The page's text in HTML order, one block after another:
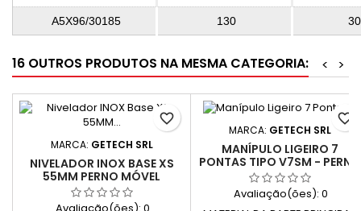
A5X96/30185 130
16 OUTROS PRODUTOS NA MESMA CATEGORIA: >
<
MARCA: GETECH SRL
NIVELADOR INOX BASE XS
55MM PERNO MÓVEL
favorite_border
MARCA: GETECH SRL
MANÍPULO LIGEIRO 7
PONTAS TIPO V7SM - PERNO
Avaliação(ões): 0
favorite_border